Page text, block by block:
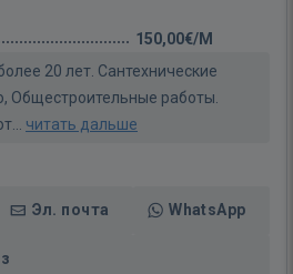
150,00€/M
20 лет. Сантехнические
Общестроительные работы.
читать дальше
Эл. почта WhatsApp